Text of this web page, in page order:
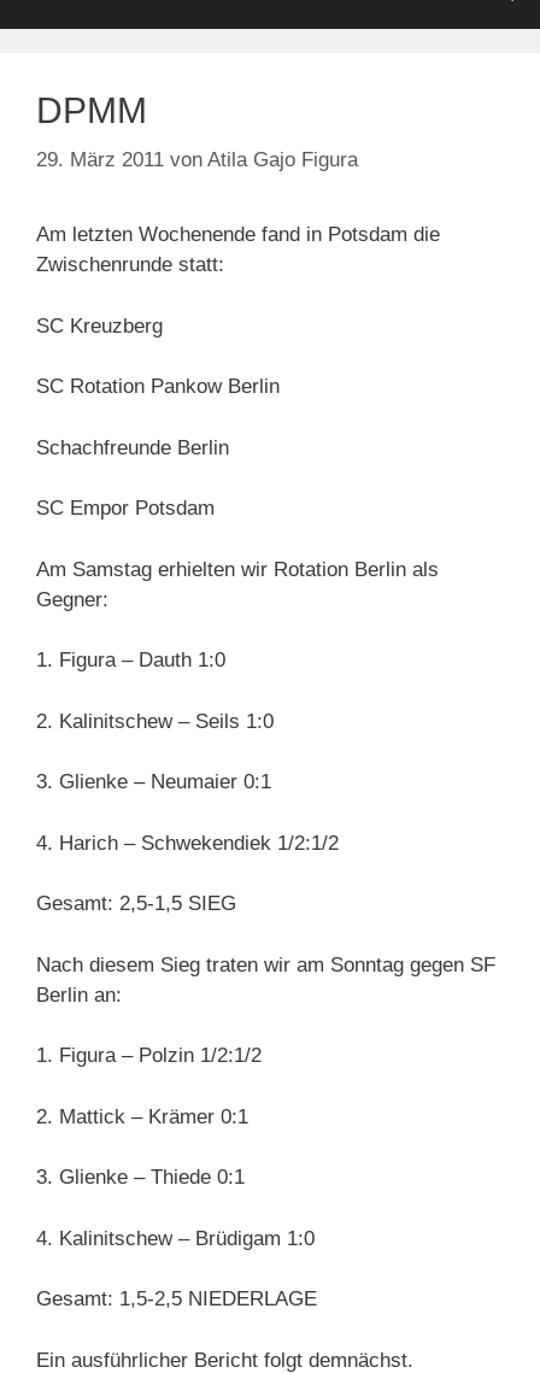
DPMM
29. März 2011 von Atila Gajo Figura
Am letzten Wochenende fand in Potsdam die
Zwischenrunde statt:
SC Kreuzberg
SC Rotation Pankow Berlin
Schachfreunde Berlin
SC Empor Potsdam
Am Samstag erhielten wir Rotation Berlin als
Gegner:
1. Figura – Dauth 1:0
2. Kalinitschew – Seils 1:0
3. Glienke – Neumaier 0:1
4. Harich – Schwekendiek 1/2:1/2
Gesamt: 2,5-1,5 SIEG
Nach diesem Sieg traten wir am Sonntag gegen SF
Berlin an:
1. Figura – Polzin 1/2:1/2
2. Mattick – Krämer 0:1
3. Glienke – Thiede 0:1
4. Kalinitschew – Brüdigam 1:0
Gesamt: 1,5-2,5 NIEDERLAGE
Ein ausführlicher Bericht folgt demnächst.